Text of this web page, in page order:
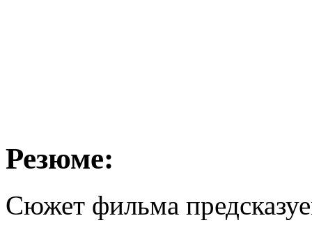
Резюме:
Сюжет фильма